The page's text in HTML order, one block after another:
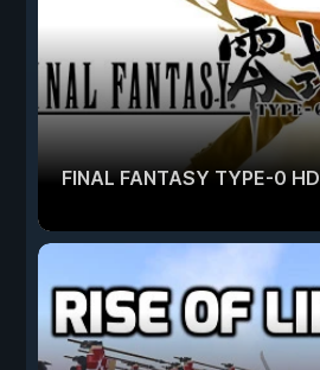
FINAL FANTASY TYPE-0 HD